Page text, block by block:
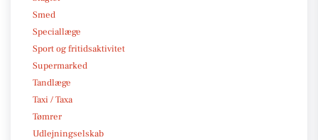
Smed
Speciallæge
Sport og fritidsaktivitet
Supermarked
Tandlæge
Taxi / Taxa
Tømrer
Udlejningselskab